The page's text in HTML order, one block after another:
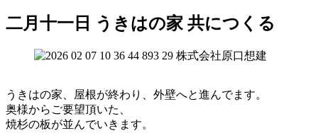
二月十一日 うきはの家 共につくる
うきはの家、屋根が終わり、外壁へと進んでます。
奥様からご要望頂いた、
焼杉の板が並んでいきます。